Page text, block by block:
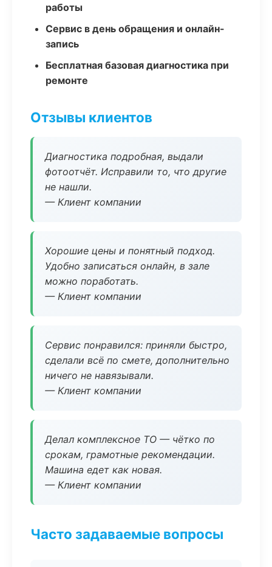
работы
Сервис в день обращения и онлайн-
запись
Бесплатная базовая диагностика при
ремонте
Отзывы клиентов
Диагностика подробная, выдали
фотоотчёт. Исправили то, что другие
не нашли.
— Клиент компании
Хорошие цены и понятный подход.
Удобно записаться онлайн, в зале
можно поработать.
— Клиент компании
Сервис понравился: приняли быстро,
сделали всё по смете, дополнительно
ничего не навязывали.
— Клиент компании
Делал комплексное ТО — чётко по
срокам, грамотные рекомендации.
Машина едет как новая.
— Клиент компании
Часто задаваемые вопросы